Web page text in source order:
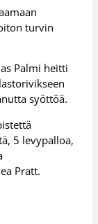
turvin
Palmi heitti
syöttöä.
5 levypalloa,
Pratt.